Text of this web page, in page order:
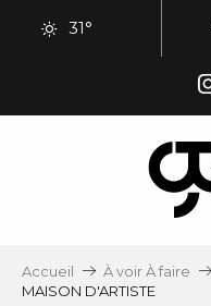
31°
Accueil À voir À faire
MAISON D'ARTISTE